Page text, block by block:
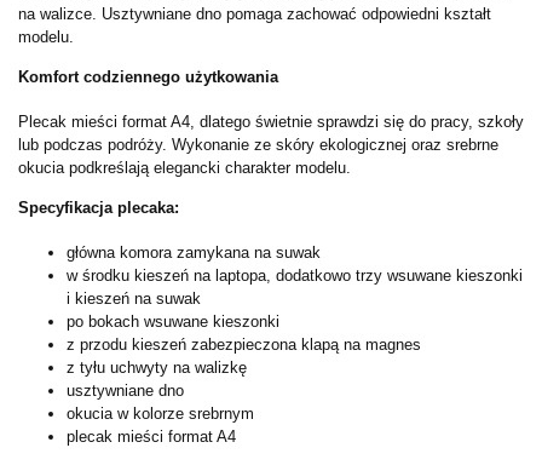
na walizce. Usztywniane dno pomaga zachować odpowiedni kształt
modelu.
Komfort codziennego użytkowania
Plecak mieści format A4, dlatego świetnie sprawdzi się do pracy, szkoły
lub podczas podróży. Wykonanie ze skóry ekologicznej oraz srebrne
okucia podkreślają elegancki charakter modelu.
Specyfikacja plecaka:
główna komora zamykana na suwak
w środku kieszeń na laptopa, dodatkowo trzy wsuwane kieszonki
i kieszeń na suwak
po bokach wsuwane kieszonki
z przodu kieszeń zabezpieczona klapą na magnes
z tyłu uchwyty na walizkę
usztywniane dno
okucia w kolorze srebrnym
plecak mieści format A4